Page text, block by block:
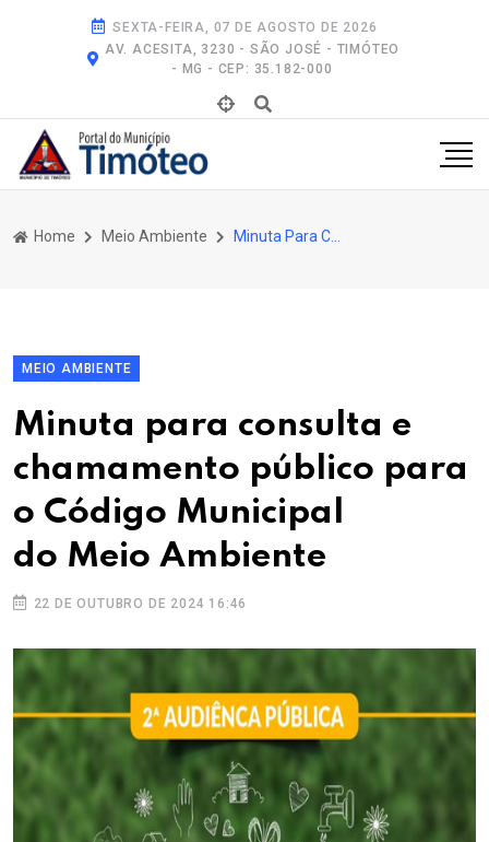
SEXTA-FEIRA, 07 DE AGOSTO DE 2026
AV. ACESITA, 3230 - SÃO JOSÉ - TIMÓTEO
- MG - CEP: 35.182-000
Home Meio Ambiente
MEIO AMBIENTE
Minuta para consulta e
chamamento público para
o Código Municipal
do Meio Ambiente
22 DE OUTUBRO DE 2024 16:46